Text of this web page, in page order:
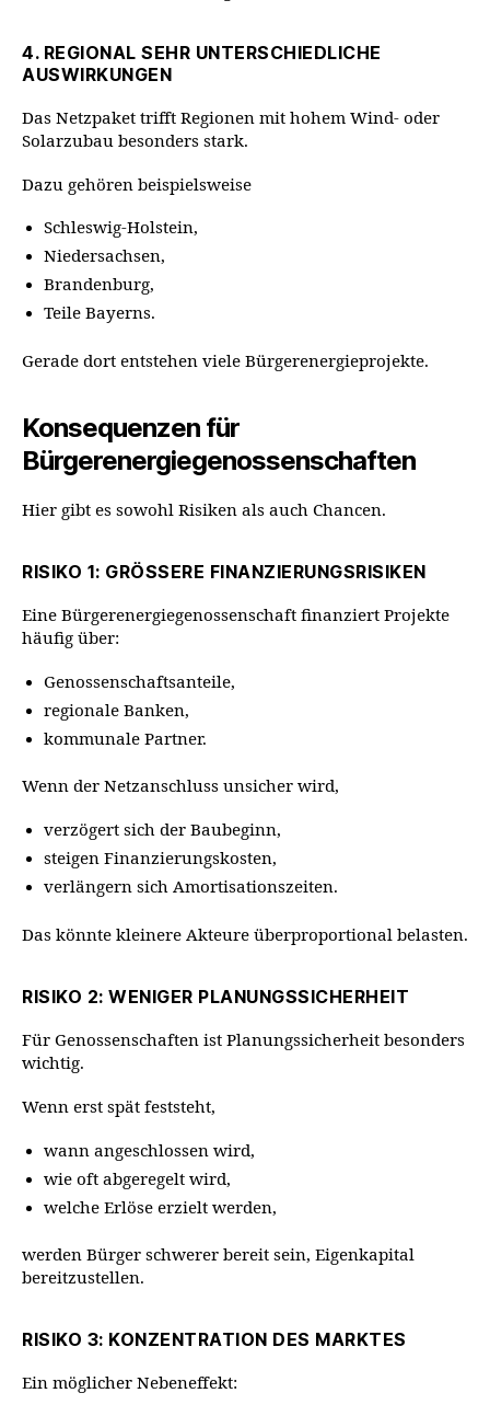
4. REGIONAL SEHR UNTERSCHIEDLICHE
AUSWIRKUNGEN
Das Netzpaket trifft Regionen mit hohem Wind- oder
Solarzubau besonders stark.
Dazu gehören beispielsweise
Schleswig-Holstein,
Niedersachsen,
Brandenburg,
Teile Bayerns.
Gerade dort entstehen viele Bürgerenergieprojekte.
Konsequenzen für
Bürgerenergiegenossenschaften
Hier gibt es sowohl Risiken als auch Chancen.
RISIKO 1: GRÖSSERE FINANZIERUNGSRISIKEN
Eine Bürgerenergiegenossenschaft finanziert Projekte
häufig über:
Genossenschaftsanteile,
regionale Banken,
kommunale Partner.
Wenn der Netzanschluss unsicher wird,
verzögert sich der Baubeginn,
steigen Finanzierungskosten,
verlängern sich Amortisationszeiten.
Das könnte kleinere Akteure überproportional belasten.
RISIKO 2: WENIGER PLANUNGSSICHERHEIT
Für Genossenschaften ist Planungssicherheit besonders
wichtig.
Wenn erst spät feststeht,
wann angeschlossen wird,
wie oft abgeregelt wird,
welche Erlöse erzielt werden,
werden Bürger schwerer bereit sein, Eigenkapital
bereitzustellen.
RISIKO 3: KONZENTRATION DES MARKTES
Ein möglicher Nebeneffekt: